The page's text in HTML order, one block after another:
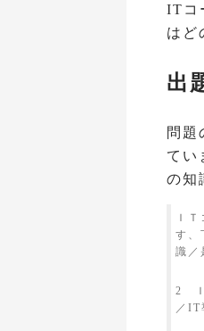
ITコ
はど
出
問題
てい
の知
Ｉ
す、
識／
2 Ｉ
／IT